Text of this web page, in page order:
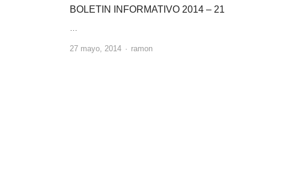
BOLETIN INFORMATIVO 2014 – 21
…
27 mayo, 2014 Author
ramon